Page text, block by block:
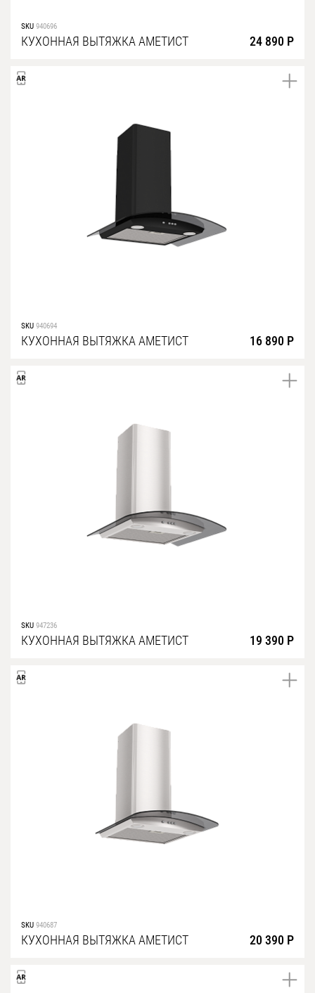
SKU 940696
КУХОННАЯ ВЫТЯЖКА АМЕТИСТ 24 890 Р
SKU 940694
КУХОННАЯ ВЫТЯЖКА АМЕТИСТ 16 890 Р
SKU 947236
КУХОННАЯ ВЫТЯЖКА АМЕТИСТ 19 390 Р
SKU 940687
КУХОННАЯ ВЫТЯЖКА АМЕТИСТ 20 390 Р